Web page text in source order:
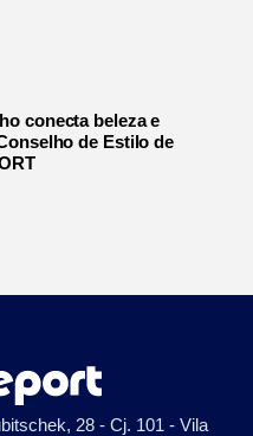
conecta beleza e
de Estilo de
28 - Cj. 101 - Vila